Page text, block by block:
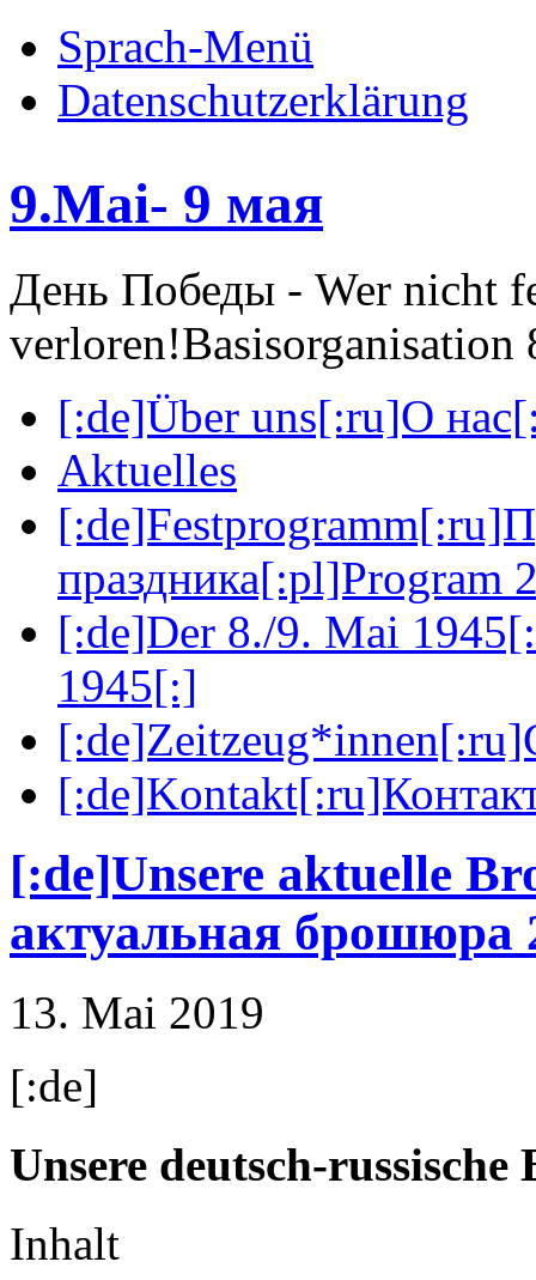
Sprach-Menü
Datenschutzerklärung
9.Mai- 9 мая
День Победы - Wer nicht
verloren!
[:de]Über uns[:ru]О
Aktuelles
праздника[:pl]Program
[:de]Der 8./9. Mai
1945[:]
[:de]Unsere aktuelle
актуальная брошюра
13. Mai 2019
[:de]
Unsere deutsch-russische
Inhalt